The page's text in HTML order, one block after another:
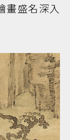
畫盛名深入